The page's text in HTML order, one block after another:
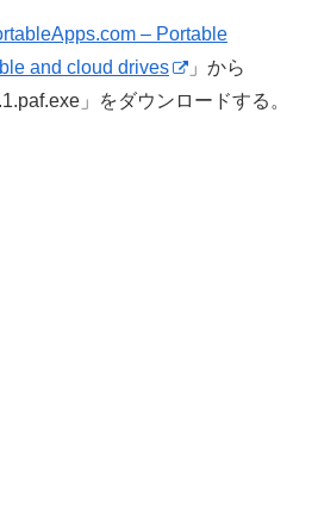
– Portable
and cloud drives
」から
」をダウンロードする。